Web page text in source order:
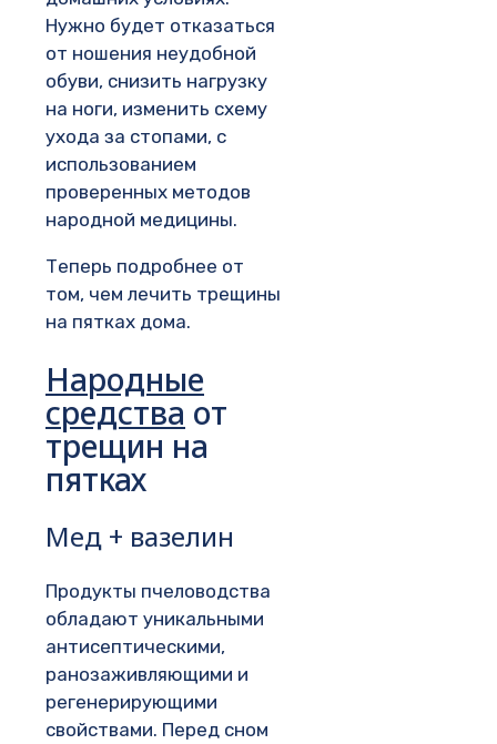
Нужно будет отказаться
от ношения неудобной
обуви, снизить нагрузку
на ноги, изменить схему
ухода за стопами, с
использованием
проверенных методов
народной медицины.
Теперь подробнее от
том, чем лечить трещины
на пятках дома.
Народные
средства от
трещин на
пятках
Мед + вазелин
Продукты пчеловодства
обладают уникальными
антисептическими,
ранозаживляющими и
регенерирующими
свойствами. Перед сном